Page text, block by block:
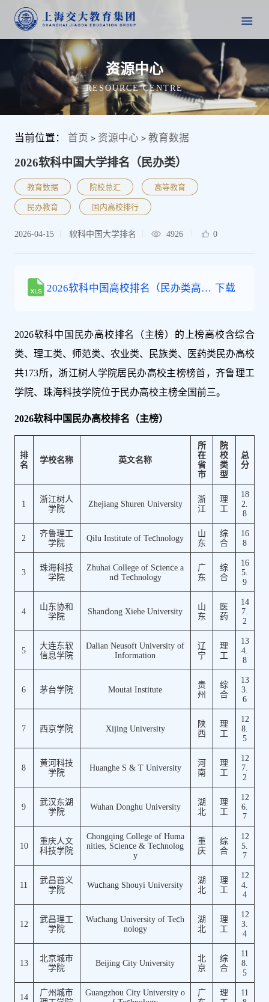
资源中心
RESOURCE CENTRE
当前位置： 首页 > 资源中心 > 教育数据
2026软科中国大学排名（民办类）
教育数据 院校总汇
高等教育
民办教育
国内高校排行
2026-04-15 软科中国大学排名 4926 0
2026软科中国高校排名（民办类高校 下载
2026软科中国民办高校排名（主榜）的上榜高校含综合
类、理工类、师范类、农业类、民族类、医药类民办高校
共173所，浙江树人学院居民办高校主榜榜首，齐鲁理工
学院、珠海科技学院位于民办高校主榜全国前三。
2026软科中国民办高校排名（主榜）
排
名
学校名称 英文名称
所
在
省
市
院
校
类
型
总
分
1
浙江树人
学院
Zhejiang Shuren University
浙
江
理
工
18
2.
8
2
齐鲁理工
学院
Qilu Institute of Technology
山
东
综
合
16
8
3
珠海科技
学院
Zhuhai College of Science a
nd Technology
广
东
综
合
16
5.
9
4
山东协和
学院
Shandong Xiehe University
山
东
医
药
14
7.
2
5
大连东软
信息学院
Dalian Neusoft University of
Information
辽
宁
理
工
13
4.
8
6 茅台学院 Moutai Institute
贵
州
综
合
13
3.
6
7 西京学院 Xijing University
陕
西
理
工
12
8.
5
8
黄河科技
学院
Huanghe S & T University
河
南
理
工
12
7.
2
9
武汉东湖
学院
Wuhan Donghu University
湖
北
理
工
12
6.
7
10
重庆人文
科技学院
Chongqing College of Huma
nities, Science & Technolog
y
重
庆
综
合
12
5.
7
11
武昌首义
学院
Wuchang Shouyi University
湖
北
理
工
12
4.
4
12
武昌理工
学院
Wuchang University of Tech
nology
湖
北
理
工
12
3.
4
13
北京城市
学院
Beijing City University
北
京
综
合
11
8.
5
14
广州城市
Guangzhou City University o
广
理
11